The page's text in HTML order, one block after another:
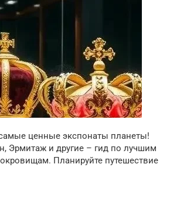
ценные экспонаты планеты!
Эрмитаж и другие – гид по лучшим
Планируйте путешествие